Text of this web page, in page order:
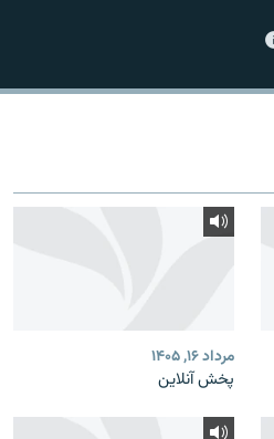
مرداد ۱۶, ۱۴۰۵
پخش آنلاین